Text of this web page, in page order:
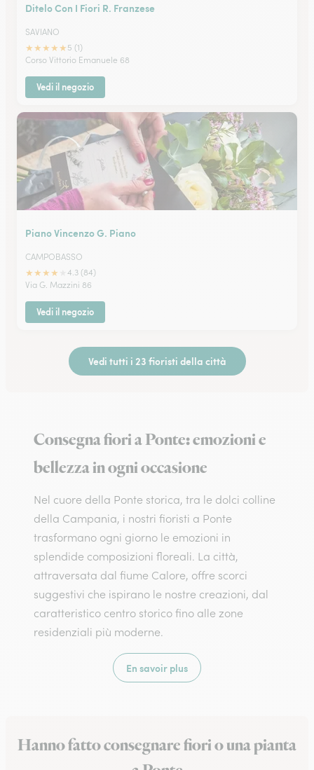
Ditelo Con I Fiori R. Franzese
SAVIANO
★★★★★ 5 (1)
Corso Vittorio Emanuele 68
Vedi il negozio
Piano Vincenzo G. Piano
CAMPOBASSO
★★★★
4.3 (84)
Via G. Mazzini 86
Vedi il negozio
Vedi tutti i 23 fioristi della città
Consegna fiori a Ponte: emozioni e
bellezza in ogni occasione
Nel cuore della Ponte storica, tra le dolci colline
della Campania, i nostri fioristi a Ponte
trasformano ogni giorno le emozioni in
splendide composizioni floreali. La città,
attraversata dal fiume Calore, offre scorci
suggestivi che ispirano le nostre creazioni, dal
caratteristico centro storico fino alle zone
residenziali più moderne.
En savoir plus
Hanno fatto consegnare fiori o una pianta